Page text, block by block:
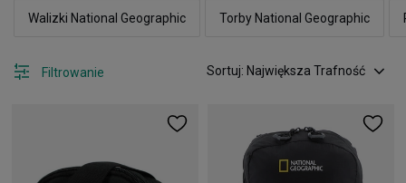
Walizki National Geographic Torby National Geographic
Sortuj: Największa Trafność
Filtrowanie